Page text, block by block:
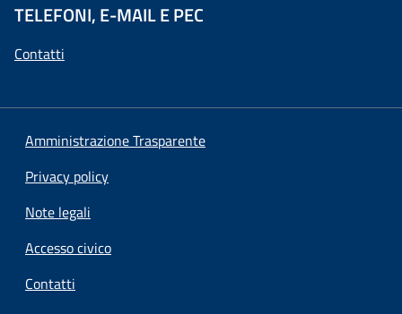
TELEFONI, E-MAIL E PEC
Contatti
Amministrazione Trasparente
Privacy policy
Note legali
Accesso civico
Contatti